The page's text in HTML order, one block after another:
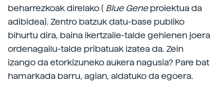
beharrezkoak direlako ( Blue Geneproiektua da
adibidea). Zentro batzuk datu-base publiko
bihurtu dira, baina ikertzaile-talde gehienen joera
ordenagailu-talde pribatuak izatea da. Zein
izango da etorkizuneko aukera nagusia? Pare bat
hamarkada barru, agian, aldatuko da egoera.